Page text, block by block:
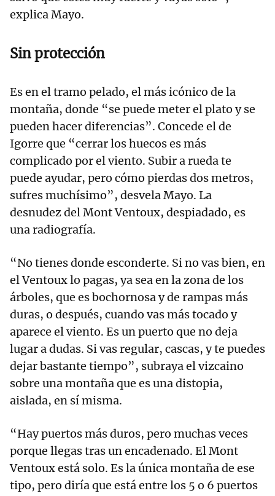
explica Mayo.
Sin protección
Es en el tramo pelado, el más icónico de la
montaña, donde “se puede meter el plato y se
pueden hacer diferencias”. Concede el de
Igorre que “cerrar los huecos es más
complicado por el viento. Subir a rueda te
puede ayudar, pero cómo pierdas dos metros,
sufres muchísimo”, desvela Mayo. La
desnudez del Mont Ventoux, despiadado, es
una radiografía.
“No tienes donde esconderte. Si no vas bien, en
el Ventoux lo pagas, ya sea en la zona de los
árboles, que es bochornosa y de rampas más
duras, o después, cuando vas más tocado y
aparece el viento. Es un puerto que no deja
lugar a dudas. Si vas regular, cascas, y te puedes
dejar bastante tiempo”, subraya el vizcaino
sobre una montaña que es una distopia,
aislada, en sí misma.
“Hay puertos más duros, pero muchas veces
porque llegas tras un encadenado. El Mont
Ventoux está solo. Es la única montaña de ese
tipo, pero diría que está entre los 5 o 6 puertos